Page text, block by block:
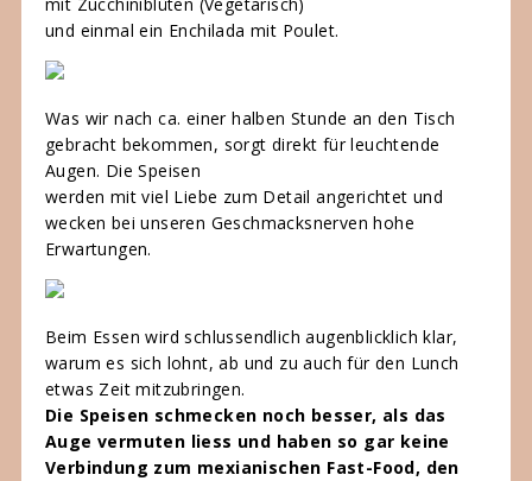
und einmal ein Enchilada mit Poulet.
Was wir nach ca. einer halben Stunde an den Tisch
gebracht bekommen, sorgt direkt für leuchtende
Augen. Die Speisen
werden mit viel Liebe zum Detail angerichtet und
wecken bei unseren Geschmacksnerven hohe
Erwartungen.
Beim Essen wird schlussendlich augenblicklich klar,
warum es sich lohnt, ab und zu auch für den Lunch
etwas Zeit mitzubringen.
Die Speisen schmecken noch besser, als das
Auge vermuten liess und haben so gar keine
Verbindung zum mexianischen Fast-Food, den